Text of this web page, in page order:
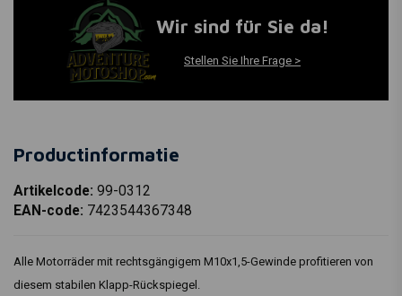
Wir sind für Sie da!
Stellen Sie Ihre Frage >
Productinformatie
Artikelcode: 99-0312
EAN-code: 7423544367348
Alle Motorräder mit rechtsgängigem M10x1,5-Gewinde profitieren von
diesem stabilen Klapp-Rückspiegel.